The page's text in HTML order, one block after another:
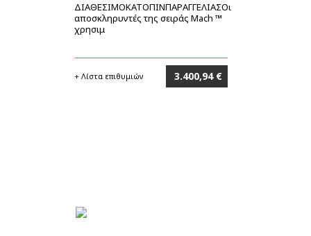
ΔΙΑΘΕΣΙΜΟΚΑΤΟΠΙΝΠΑΡΑΓΓΕΛΙΑΣΟι
αποσκληρυντές της σειράς Mach ™
χρησιμ
+ Λίστα επιθυμιών 3.400,94 €